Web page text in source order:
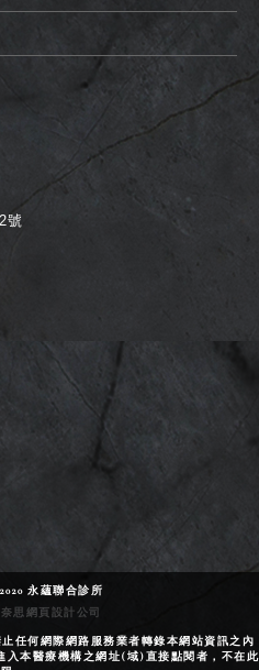
號
永蘊聯合診所
思網頁設計公司
任何網際網路服務業者轉錄本網站資訊之內
入本醫療機構之網址(域)直接點閱者，不在此